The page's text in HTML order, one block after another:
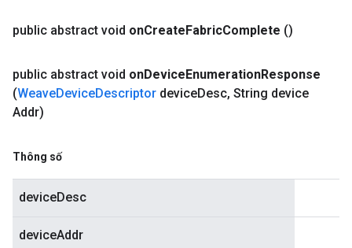
public abstract void onCreateFabricComplete ()
public abstract void onDeviceEnumerationResponse
(WeaveDeviceDescriptor deviceDesc, String device
Addr)
Thông số
deviceDesc
deviceAddr